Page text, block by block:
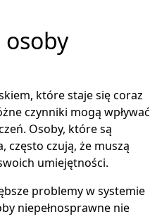
które staje się coraz
czynniki mogą wpływać
Osoby, które są
często czują, że muszą
umiejętności.
problemy w systemie
niepełnosprawne nie